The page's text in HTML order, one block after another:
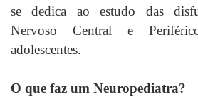
se dedica ao estudo das
Nervoso Central e
adolescentes.
O que faz um Neuropediatra?